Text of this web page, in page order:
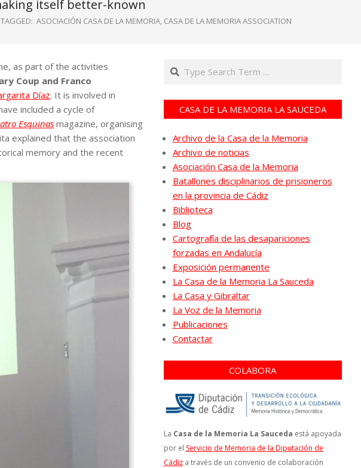
itself better-known
TAGGED: ASOCIACIÓN CASA DE LA MEMORIA, CASA DE LA MEMORIA ASSOCIATION
as part of the activities
Coup and Franco
Díaz. It is involved in
included a cycle of
Esquinas magazine, organising
explained that the association
memory and the recent
Search
CASA DE LA MEMORIA LA SAUCEDA
Archivo de la Casa de la Memoria
Archivo de noticias
Asociación Casa de la Memoria
Batallones disciplinarios de prisioneros
en la provincia de Cádiz
Biblioteca
Blog
Cartografía de las desapariciones
forzadas en Andalucía
Exposición permanente
La Casa de la Memoria La Sauceda
La Casa y Gibraltar
La Voz de la Memoria
Publicaciones
Contactar
COLABORA
La Casa de la Memoria La Sauceda está apoyada
por el Servicio de Memoria de la Diputación de
Cádiza través de un convenio de colaboración